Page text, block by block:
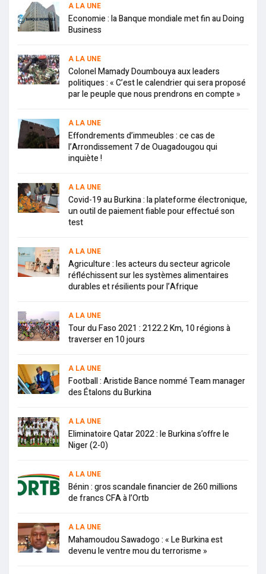
A LA UNE
Economie : la Banque mondiale met fin au Doing
Business
A LA UNE
Colonel Mamady Doumbouya aux leaders
politiques : « C’est le calendrier qui sera proposé
par le peuple que nous prendrons en compte »
A LA UNE
Effondrements d’immeubles : ce cas de
l’Arrondissement 7 de Ouagadougou qui
inquiète !
A LA UNE
Covid-19 au Burkina : la plateforme électronique,
un outil de paiement fiable pour effectué son
test
A LA UNE
Agriculture : les acteurs du secteur agricole
réfléchissent sur les systèmes alimentaires
durables et résilients pour l’Afrique
A LA UNE
Tour du Faso 2021 : 2122.2 Km, 10 régions à
traverser en 10 jours
A LA UNE
Football : Aristide Bance nommé Team manager
des Étalons du Burkina
A LA UNE
Eliminatoire Qatar 2022 : le Burkina s’offre le
Niger (2-0)
A LA UNE
Bénin : gros scandale financier de 260 millions
de francs CFA à l’Ortb
A LA UNE
Mahamoudou Sawadogo : « Le Burkina est
devenu le ventre mou du terrorisme »